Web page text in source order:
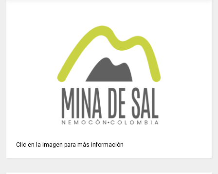
Clic en la imagen para más información